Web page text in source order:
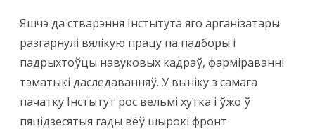
Яшчэ да стварэння Інстытута яго арганізатары
разгарнулі вялікую працу па падборы і
падрыхтоўцы навуковых кадраў, фарміраванні
тэматыкі даследаванняў. У выніку з самага
пачатку Інстытут рос вельмі хутка і ўжо ў
пяцідзесятыя гады вёў шырокі фронт